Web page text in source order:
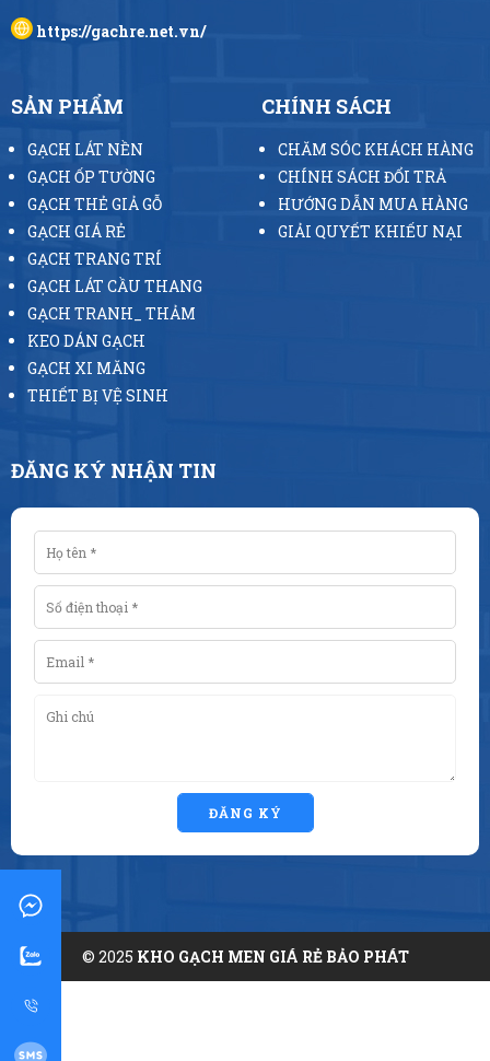
https://gachre.net.vn/
SẢN PHẨM
GẠCH LÁT NỀN
GẠCH ỐP TƯỜNG
GẠCH THẺ GIẢ GỖ
GẠCH GIÁ RẺ
GẠCH TRANG TRÍ
GẠCH LÁT CẦU THANG
GẠCH TRANH_ THẢM
KEO DÁN GẠCH
GẠCH XI MĂNG
THIẾT BỊ VỆ SINH
CHÍNH SÁCH
CHĂM SÓC KHÁCH HÀNG
CHÍNH SÁCH ĐỔI TRẢ
HƯỚNG DẪN MUA HÀNG
GIẢI QUYẾT KHIẾU NẠI
ĐĂNG KÝ NHẬN TIN
ĐĂNG KÝ
© 2025 KHO GẠCH MEN GIÁ RẺ BẢO PHÁT